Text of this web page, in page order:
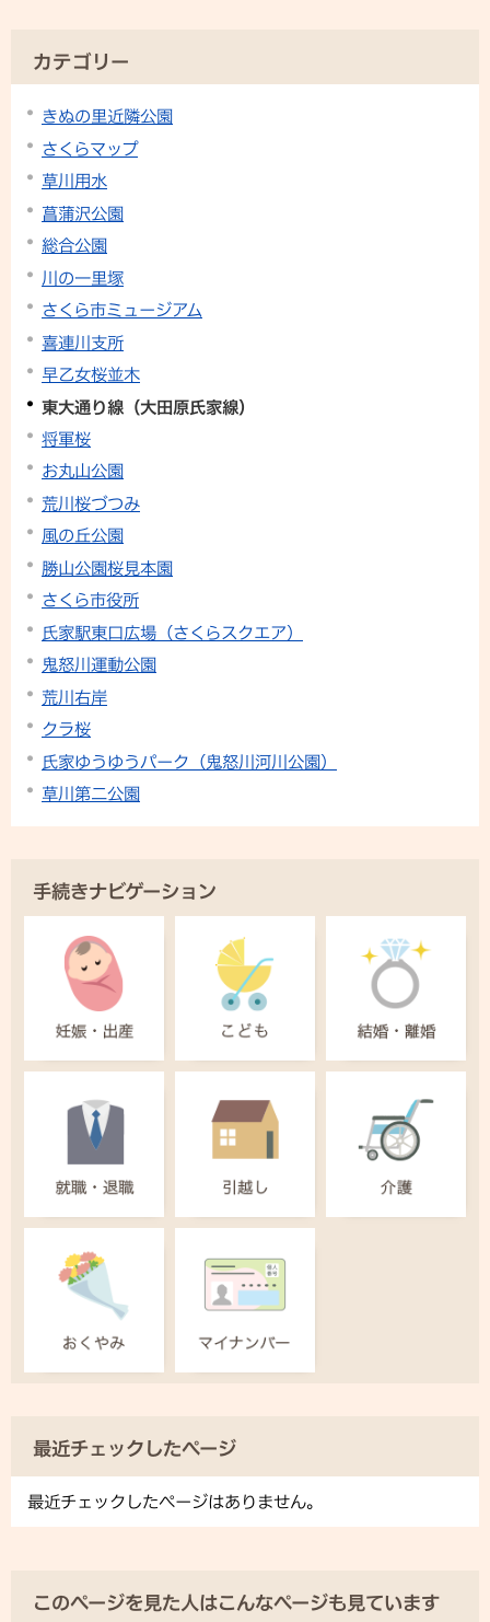
カテゴリー
きぬの里近隣公園
さくらマップ
草川用水
菖蒲沢公園
総合公園
川の一里塚
さくら市ミュージアム
喜連川支所
早乙女桜並木
東大通り線（大田原氏家線）
将軍桜
お丸山公園
荒川桜づつみ
風の丘公園
勝山公園桜見本園
さくら市役所
氏家駅東口広場（さくらスクエア）
鬼怒川運動公園
荒川右岸
クラ桜
氏家ゆうゆうパーク（鬼怒川河川公園）
草川第二公園
手続きナビゲーション
最近チェックしたページ
最近チェックしたページはありません。
このページを見た人はこんなページも見ています